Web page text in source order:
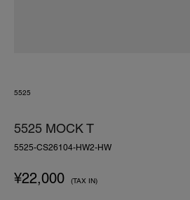
5525
5525 MOCK T
5525-CS26104-HW2-HW
¥22,000 (TAX IN)